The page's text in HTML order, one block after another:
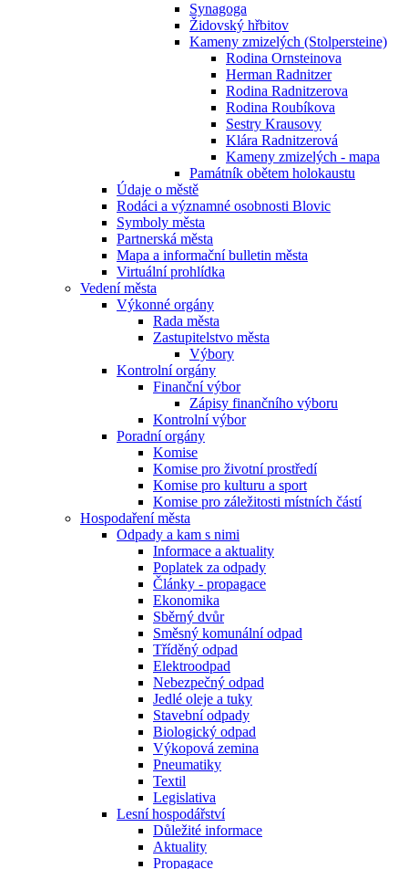
Synagoga
Židovský hřbitov
Kameny zmizelých (Stolpersteine)
Rodina Ornsteinova
Herman Radnitzer
Rodina Radnitzerova
Rodina Roubíkova
Sestry Krausovy
Klára Radnitzerová
Kameny zmizelých - mapa
Památník obětem holokaustu
Údaje o městě
Rodáci a významné osobnosti Blovic
Symboly města
Partnerská města
Mapa a informační bulletin města
Virtuální prohlídka
Vedení města
Výkonné orgány
Rada města
Zastupitelstvo města
Výbory
Kontrolní orgány
Finanční výbor
Zápisy finančního výboru
Kontrolní výbor
Poradní orgány
Komise
Komise pro životní prostředí
Komise pro kulturu a sport
Komise pro záležitosti místních částí
Hospodaření města
Odpady a kam s nimi
Informace a aktuality
Poplatek za odpady
Články - propagace
Ekonomika
Sběrný dvůr
Směsný komunální odpad
Tříděný odpad
Elektroodpad
Nebezpečný odpad
Jedlé oleje a tuky
Stavební odpady
Biologický odpad
Výkopová zemina
Pneumatiky
Textil
Legislativa
Lesní hospodářství
Důležité informace
Aktuality
Propagace